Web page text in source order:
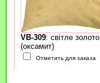
VB-309: світле золото
(оксамит)
Отметить для заказа